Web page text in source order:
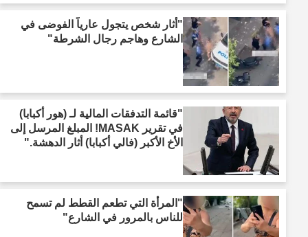
"أثار شخص يتجول عارياً الفوضى في
الشارع وهاجم رجال الشرطة"
"قائمة التدفقات المالية لـ (هور أكبابا)
في تقرير MASAK! المبلغ المرسل إلى
الأخ الأكبر (فالي أكبابا) أثار الدهشة."
"المرأة التي تطعم القطط لم تسمح
للناس بالمرور في الشارع"